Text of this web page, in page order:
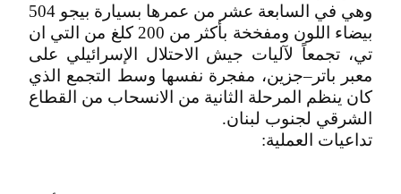
وهي في السابعة عشر من عمرها بسيارة بيجو 504
بيضاء اللون ومفخخة بأكثر من 200 كلغ من التي ان
تي، تجمعاً لآليات جيش الاحتلال الإسرائيلي على
معبر باتر–جزين، مفجرة نفسها وسط التجمع الذي
كان ينظم المرحلة الثانية من الانسحاب من القطاع
الشرقي لجنوب لبنان.
تداعيات العملية: